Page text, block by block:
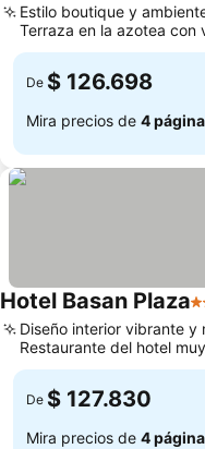
Estilo boutique y
Terraza en la azotea con
volcán
De $ 126.698
Mira precios de 4
Hotel Basan Plaza3
Diseño interior vibrante y
Restaurante del hotel
De $ 127.830
Mira precios de 4